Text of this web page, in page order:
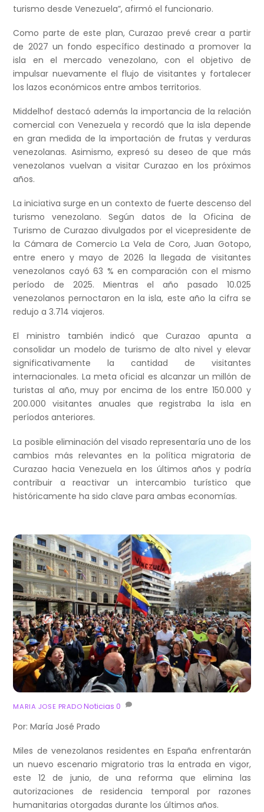
turismo desde Venezuela”, afirmó el funcionario.
Como parte de este plan, Curazao prevé crear a partir
de 2027 un fondo específico destinado a promover la
isla en el mercado venezolano, con el objetivo de
impulsar nuevamente el flujo de visitantes y fortalecer
los lazos económicos entre ambos territorios.
Middelhof destacó además la importancia de la relación
comercial con Venezuela y recordó que la isla depende
en gran medida de la importación de frutas y verduras
venezolanas. Asimismo, expresó su deseo de que más
venezolanos vuelvan a visitar Curazao en los próximos
años.
La iniciativa surge en un contexto de fuerte descenso del
turismo venezolano. Según datos de la Oficina de
Turismo de Curazao divulgados por el vicepresidente de
la Cámara de Comercio La Vela de Coro, Juan Gotopo,
entre enero y mayo de 2026 la llegada de visitantes
venezolanos cayó 63 % en comparación con el mismo
período de 2025. Mientras el año pasado 10.025
venezolanos pernoctaron en la isla, este año la cifra se
redujo a 3.714 viajeros.
El ministro también indicó que Curazao apunta a
consolidar un modelo de turismo de alto nivel y elevar
significativamente la cantidad de visitantes
internacionales. La meta oficial es alcanzar un millón de
turistas al año, muy por encima de los entre 150.000 y
200.000 visitantes anuales que registraba la isla en
períodos anteriores.
La posible eliminación del visado representaría uno de los
cambios más relevantes en la política migratoria de
Curazao hacia Venezuela en los últimos años y podría
contribuir a reactivar un intercambio turístico que
históricamente ha sido clave para ambas economías.
MARIA JOSE PRADO Noticias 0
Por: María José Prado
Miles de venezolanos residentes en España enfrentarán
un nuevo escenario migratorio tras la entrada en vigor,
este 12 de junio, de una reforma que elimina las
autorizaciones de residencia temporal por razones
humanitarias otorgadas durante los últimos años.